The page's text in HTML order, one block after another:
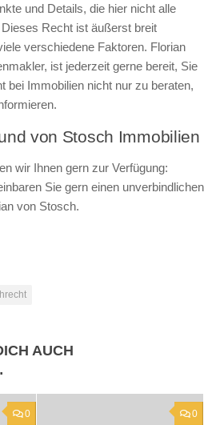
und Details, die hier nicht alle
Recht ist äußerst breit
verschiedene Faktoren. Florian
ist jederzeit gerne bereit, Sie
bei Immobilien nicht nur zu beraten,
von Stosch Immobilien
wir Ihnen gern zur Verfügung:
Sie gern einen unverbindlichen
von Stosch.
AUCH
0 0